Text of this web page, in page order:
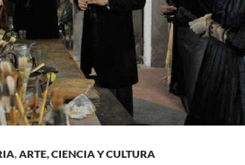
,ARTE, CIENCIA Y CULTURA